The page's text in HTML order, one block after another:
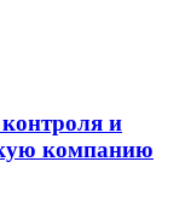
и
компанию